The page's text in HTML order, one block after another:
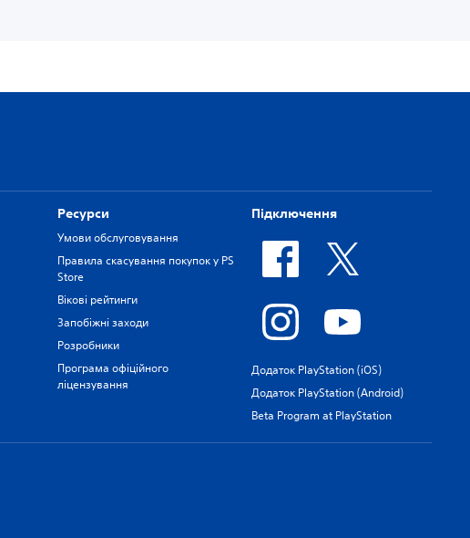
Ресурси
Умови обслуговування
Правила скасування покупок у PS
Store
Вікові рейтинги
Запобіжні заходи
Розробники
Програма офіційного
ліцензування
Підключення
Додаток PlayStation (iOS)
Додаток PlayStation (Android)
Beta Program at PlayStation